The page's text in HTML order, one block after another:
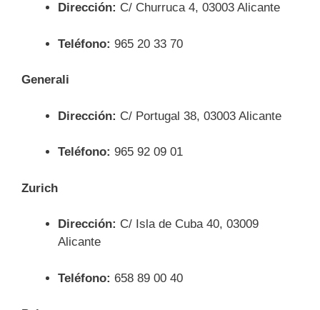
Dirección: C/ Churruca 4, 03003 Alicante
Teléfono: 965 20 33 70
Generali
Dirección: C/ Portugal 38, 03003 Alicante
Teléfono: 965 92 09 01
Zurich
Dirección: C/ Isla de Cuba 40, 03009
Alicante
Teléfono: 658 89 00 40